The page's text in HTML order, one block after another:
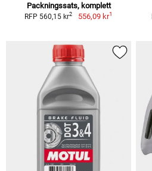
Packningssats, komplett
RFP 560,15 kr2 556,09 kr1